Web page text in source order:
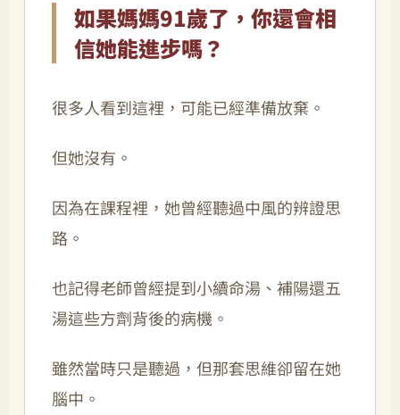
如果媽媽91歲了，你還會相
信她能進步嗎？
很多人看到這裡，可能已經準備放棄。
但她沒有。
因為在課程裡，她曾經聽過中風的辨證思
路。
也記得老師曾經提到小續命湯、補陽還五
湯這些方劑背後的病機。
雖然當時只是聽過，但那套思維卻留在她
腦中。